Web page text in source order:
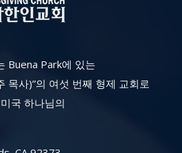
Buena Park에 있는
목사)”의 여섯 번째 형제 교회로
국 하나님의